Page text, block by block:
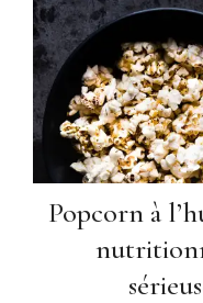
Popcorn à